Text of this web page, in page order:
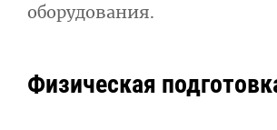
оборудования.
Физическая